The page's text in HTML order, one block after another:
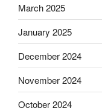
March 2025
January 2025
December 2024
November 2024
October 2024